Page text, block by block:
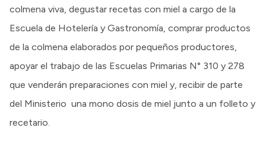
colmena viva, degustar recetas con miel a cargo de la
Escuela de Hotelería y Gastronomía, comprar productos
de la colmena elaborados por pequeños productores,
apoyar el trabajo de las Escuelas Primarias N° 310 y 278
que venderán preparaciones con miel y, recibir de parte
del Ministerio una mono dosis de miel junto a un folleto y
recetario.